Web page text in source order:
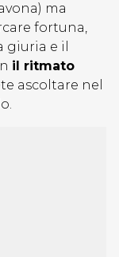
ma
fortuna,
giuria e il
il ritmato
ascoltare nel